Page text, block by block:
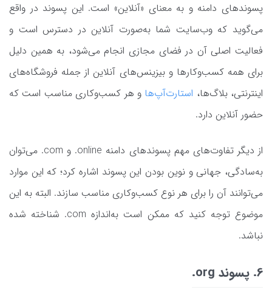
پسوندهای دامنه و به معنای «آنلاین» است. این پسوند در واقع
می‌گوید که وب‌سایت شما به‌صورت آنلاین در دسترس است و
فعالیت اصلی آن در فضای مجازی انجام می‌شود، به همین دلیل
برای همه کسب‌وکارها و بیزینس‌های آنلاین از جمله فروشگاه‌های
اینترنتی، بلاگ‌ها، استارت‌آپ‌ها و هر کسب‌وکاری مناسب است که
حضور آنلاین دارد.
از دیگر تفاوت‌های مهم پسوندهای دامنه online. و com. می‌توان
به‌سادگی، جهانی و نوین بودن این پسوند اشاره کرد؛ که این موارد
می‌توانند آن را برای هر نوع کسب‌وکاری مناسب سازند. البته به این
موضوع توجه کنید که ممکن است به‌اندازه com. شناخته شده
نباشد.
6. پسوند org.